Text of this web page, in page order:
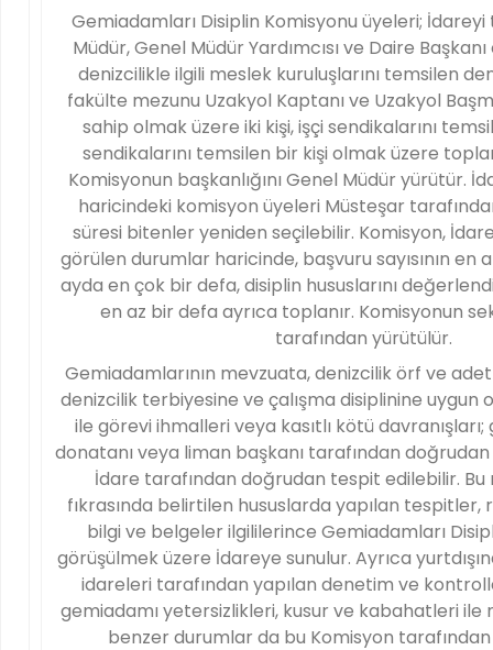
Gemiadamları Disiplin Komisyonu üyeleri;
Müdür, Genel Müdür Yardımcısı ve Daire
denizcilikle ilgili meslek kuruluşlarını temsilen
fakülte mezunu Uzakyol Kaptanı ve Uzakyol
sahip olmak üzere iki kişi, işçi sendikalarını
sendikalarını temsilen bir kişi olmak üzere
Komisyonun başkanlığını Genel Müdür yürütür.
haricindeki komisyon üyeleri Müsteşar
süresi bitenler yeniden seçilebilir. Komisyon,
görülen durumlar haricinde, başvuru sayısının en
ayda en çok bir defa, disiplin hususlarını
en az bir defa ayrıca toplanır. Komisyonun
tarafından yürütülür.
Gemiadamlarının mevzuata, denizcilik örf ve
denizcilik terbiyesine ve çalışma disiplinine uygun
ile görevi ihmalleri veya kasıtlı kötü
donatanı veya liman başkanı tarafından
İdare tarafından doğrudan tespit edilebilir.
fıkrasında belirtilen hususlarda yapılan
bilgi ve belgeler ilgililerince Gemiadamları
görüşülmek üzere İdareye sunulur. Ayrıca
idareleri tarafından yapılan denetim ve
gemiadamı yetersizlikleri, kusur ve kabahatleri
benzer durumlar da bu Komisyon